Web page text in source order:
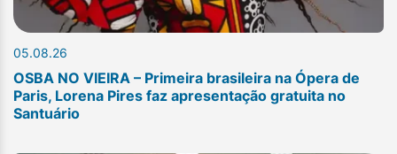
05.08.26
OSBA NO VIEIRA – Primeira brasileira na Ópera de
Paris, Lorena Pires faz apresentação gratuita no
Santuário